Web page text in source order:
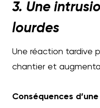
3. Une
lourdes
Une réaction tardive
chantier et
Conséquences